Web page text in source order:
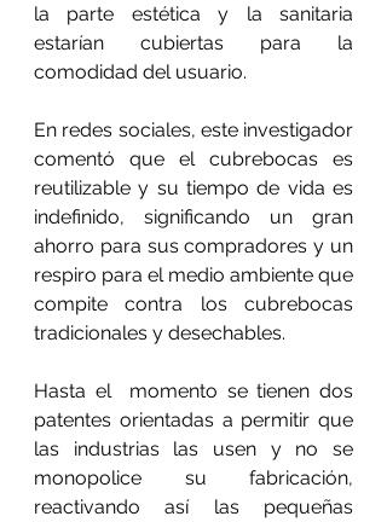
la parte estética y la sanitaria
estarían cubiertas para la
comodidad del usuario.
En redes sociales, este investigador
comentó que el cubrebocas es
reutilizable y su tiempo de vida es
indefinido, significando un gran
ahorro para sus compradores y un
respiro para el medio ambiente que
compite contra los cubrebocas
tradicionales y desechables.
Hasta el  momento se tienen dos
patentes orientadas a permitir que
las industrias las usen y no se
monopolice su fabricación,
reactivando así las pequeñas